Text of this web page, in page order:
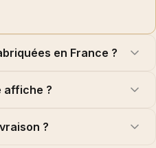
en France ?
affiche ?
?